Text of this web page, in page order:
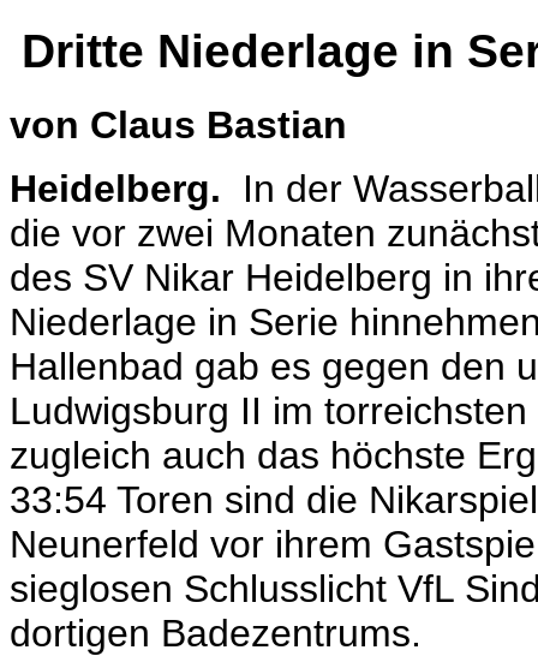
Dritte Niederlage in
von Claus Bastian
Heidelberg.
In der
die vor zwei Monaten
des SV Nikar Heidelberg in
Niederlage in Serie
Hallenbad gab es gegen den
Ludwigsburg II im
zugleich auch das höchste
33:54 Toren sind die
Neunerfeld vor ihrem
sieglosen Schlusslicht VfL
dortigen Badezentrums.